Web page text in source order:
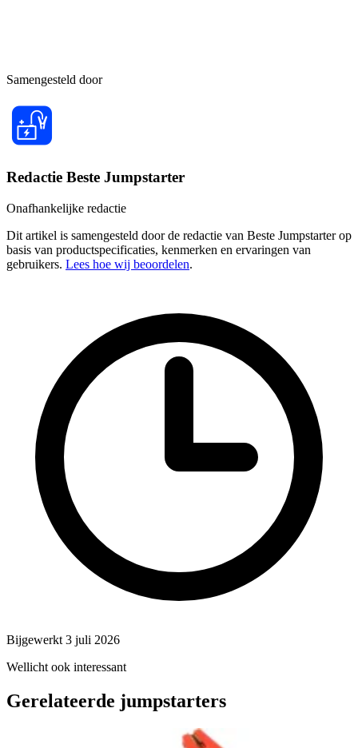
Samengesteld door
Redactie Beste Jumpstarter
Onafhankelijke redactie
Dit artikel is samengesteld door de redactie van Beste Jumpstarter op
basis van productspecificaties, kenmerken en ervaringen van
gebruikers. Lees hoe wij beoordelen.
Bijgewerkt 3 juli 2026
Wellicht ook interessant
Gerelateerde jumpstarters